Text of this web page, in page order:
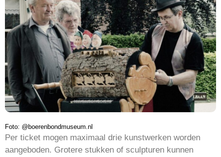
Foto: @boerenbondmuseum.nl
Per ticket mogen maximaal drie kunstwerken worden
aangeboden. Grotere stukken of sculpturen kunnen